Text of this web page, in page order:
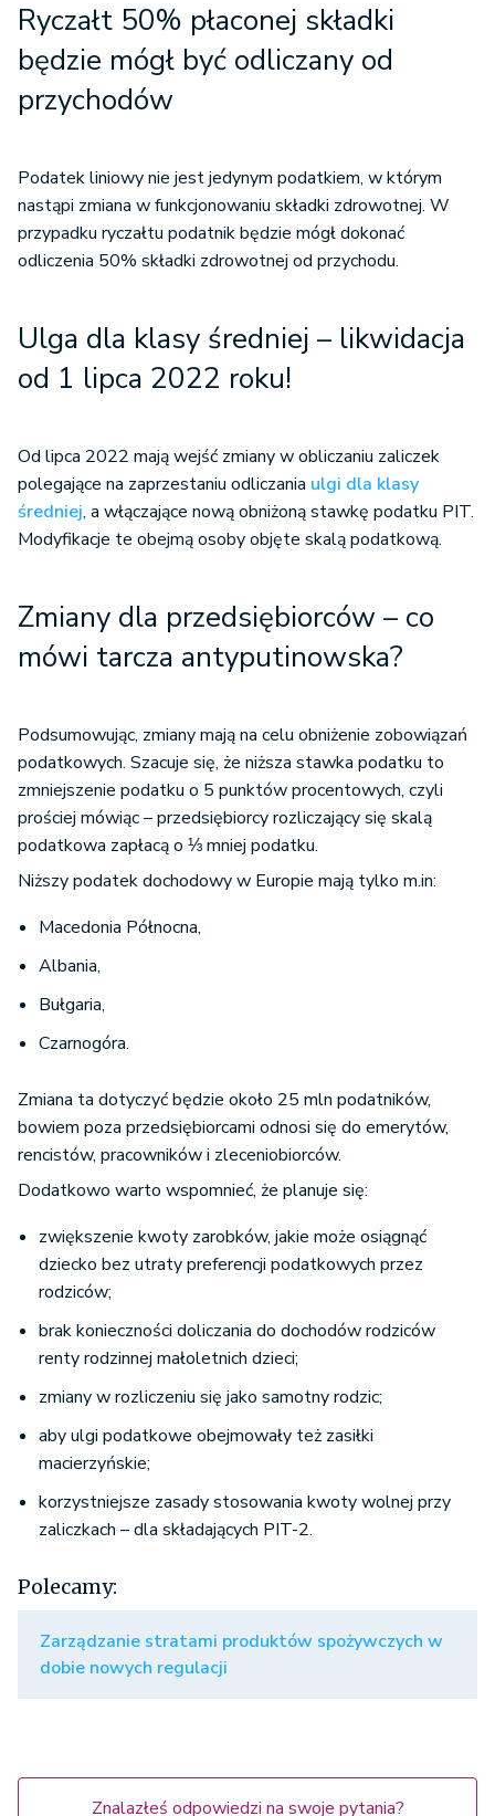
Ryczałt 50% płaconej składki
będzie mógł być odliczany od
przychodów
Podatek liniowy nie jest jedynym podatkiem, w którym
nastąpi zmiana w funkcjonowaniu składki zdrowotnej. W
przypadku ryczałtu podatnik będzie mógł dokonać
odliczenia 50% składki zdrowotnej od przychodu.
Ulga dla klasy średniej – likwidacja
od 1 lipca 2022 roku!
Od lipca 2022 mają wejść zmiany w obliczaniu zaliczek
polegające na zaprzestaniu odliczania ulgi dla klasy
średniej, a włączające nową obniżoną stawkę podatku PIT.
Modyfikacje te obejmą osoby objęte skalą podatkową.
Zmiany dla przedsiębiorców – co
mówi tarcza antyputinowska?
Podsumowując, zmiany mają na celu obniżenie zobowiązań
podatkowych. Szacuje się, że niższa stawka podatku to
zmniejszenie podatku o 5 punktów procentowych, czyli
prościej mówiąc – przedsiębiorcy rozliczający się skalą
podatkowa zapłacą o ⅓ mniej podatku.
Niższy podatek dochodowy w Europie mają tylko m.in:
Macedonia Północna,
Albania,
Bułgaria,
Czarnogóra.
Zmiana ta dotyczyć będzie około 25 mln podatników,
bowiem poza przedsiębiorcami odnosi się do emerytów,
rencistów, pracowników i zleceniobiorców.
Dodatkowo warto wspomnieć, że planuje się:
zwiększenie kwoty zarobków, jakie może osiągnąć
dziecko bez utraty preferencji podatkowych przez
rodziców;
brak konieczności doliczania do dochodów rodziców
renty rodzinnej małoletnich dzieci;
zmiany w rozliczeniu się jako samotny rodzic;
aby ulgi podatkowe obejmowały też zasiłki
macierzyńskie;
korzystniejsze zasady stosowania kwoty wolnej przy
zaliczkach – dla składających PIT-2.
Polecamy:
Zarządzanie stratami produktów spożywczych w
dobie nowych regulacji
Znalazłeś odpowiedzi na swoje pytania?